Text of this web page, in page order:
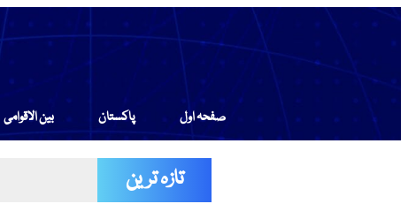
بین الاقوامی پاکستان صفحہ اول
تازہ ترین